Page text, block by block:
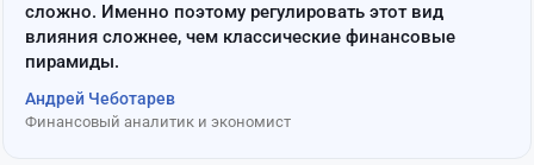
сложно. Именно поэтому регулировать этот вид
влияния сложнее, чем классические финансовые
пирамиды.
Андрей Чеботарев
Финансовый аналитик и экономист